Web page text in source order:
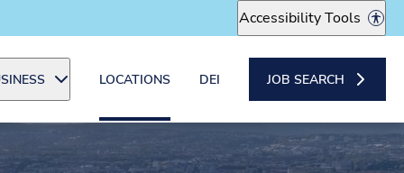
Accessibility Tools
LOCATIONS DEI JOB SEARCH